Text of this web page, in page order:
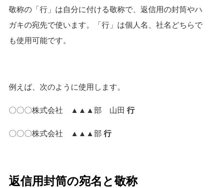
敬称の「行」は自分に付ける敬称で、返信用の封筒やハ
ガキの宛先で使います。
「行」は個人名、社名どちらで
も使用可能です。
例えば、次のように使用します。
〇〇〇株式会社 ▲▲▲部 山田 行
〇〇〇株式会社 ▲▲▲部 行
返信用封筒の宛名と敬称